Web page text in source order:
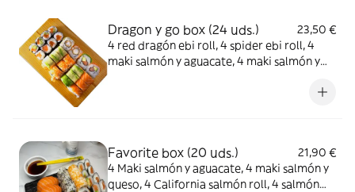
Dragon y go box (24 uds.)
23,50 €
4 red dragón ebi roll, 4 spider ebi roll, 4
maki salmón y aguacate, 4 maki salmón y
Favorite box (20 uds.)
21,90 €
4 Maki salmón y aguacate, 4 maki salmón y
queso, 4 California salmón roll, 4 salmón